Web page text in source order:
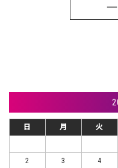
日 月 火
2
3 4